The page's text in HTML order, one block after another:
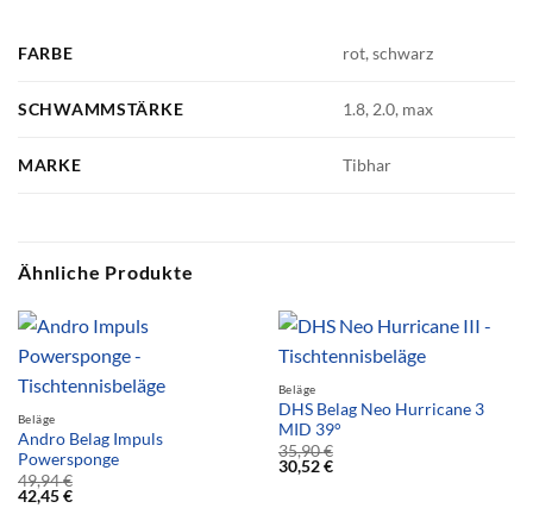
FARBE rot, schwarz
SCHWAMMSTÄRKE 1.8, 2.0, max
MARKE Tibhar
Ähnliche Produkte
Beläge
Andro Belag Impuls
Powersponge
49,94€
42,45€
Beläge
DHS Belag Neo Hurricane 3
MID 39°
35,90€
30,52€